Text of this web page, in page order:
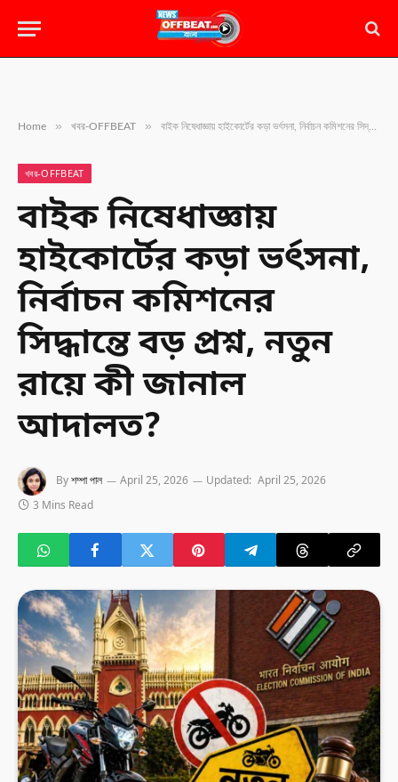
Home » খবর-OFFBEAT » বাইক নিষেধাজ্ঞায় হাইকোর্টের কড়া ভর্ৎসনা, নির্বাচন কমিশনের সিদ্ধান্তে বড় প্রশ্ন, নতুন রায়ে কী জানাল আদালত?
খবর-OFFBEAT
বাইক নিষেধাজ্ঞায়
হাইকোর্টের কড়া ভর্ৎসনা,
নির্বাচন কমিশনের
সিদ্ধান্তে বড় প্রশ্ন, নতুন
রায়ে কী জানাল
আদালত?
Byশম্পা পাল April 25, 2026 Updated: April 25, 2026
3 Mins Read